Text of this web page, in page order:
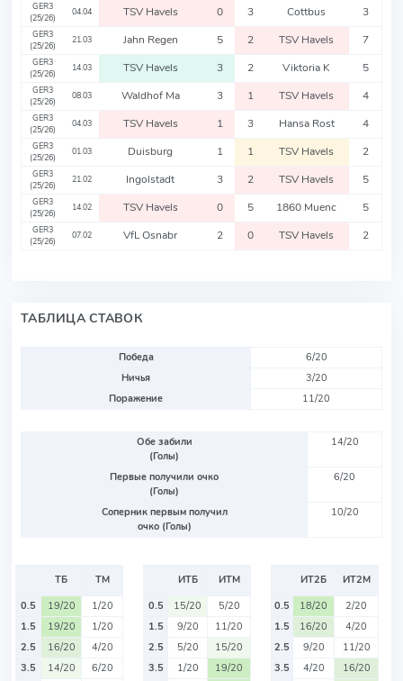
GER3
(25/26)
04.04 TSV Havels 0 3 Cottbus 3
GER3
(25/26)
21.03 Jahn Regen 5 2 TSV Havels 7
GER3
(25/26)
14.03 TSV Havels 3 2 Viktoria K 5
GER3
(25/26)
08.03 Waldhof Ma 3 1 TSV Havels 4
GER3
(25/26)
04.03 TSV Havels 1 3 Hansa Rost 4
GER3
(25/26)
01.03 Duisburg 1 1 TSV Havels 2
GER3
(25/26)
21.02 Ingolstadt 3 2 TSV Havels 5
GER3
(25/26)
14.02 TSV Havels 0 5 1860 Muenc 5
GER3
(25/26)
07.02 VfL Osnabr 2 0 TSV Havels 2
ТАБЛИЦА СТАВОК
Победа
6/20
Ничья
3/20
Поражение
11/20
Обе забили
(Голы)
14/20
Первые получили очко
(Голы)
6/20
Соперник первым получил
очко (Голы)
10/20
ТБ
ТМ
0.5
19/20
1/20
1.5
19/20
1/20
2.5
16/20
4/20
3.5
14/20
6/20
ИТБ
ИТМ
0.5
15/20
5/20
1.5
9/20
11/20
2.5
5/20
15/20
3.5
1/20
19/20
ИТ2Б
ИТ2М
0.5
18/20
2/20
1.5
16/20
4/20
2.5
9/20
11/20
3.5
4/20
16/20